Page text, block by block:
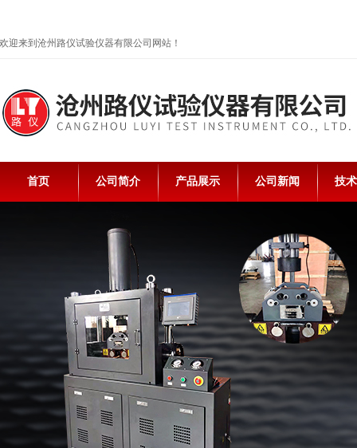
欢迎来到沧州路仪试验仪器有限公司网站！
首页 公司简介 产品展示 公司新闻 技